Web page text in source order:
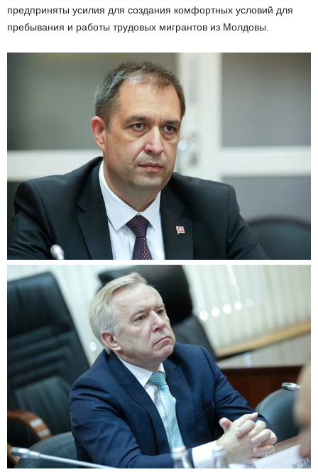
предприняты усилия для создания комфортных условий для
пребывания и работы трудовых мигрантов из Молдовы.